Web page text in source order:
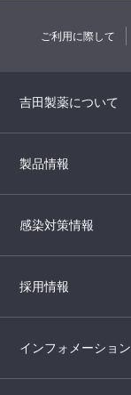
ご利用に際して
吉田製薬について
製品情報
感染対策情報
採用情報
インフォメーション